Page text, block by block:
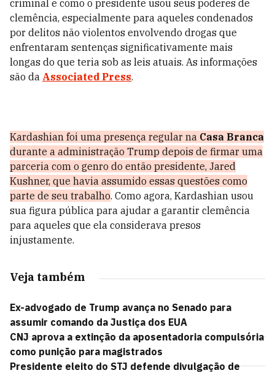
criminal e como o presidente usou seus poderes de
clemência, especialmente para aqueles condenados
por delitos não violentos envolvendo drogas que
enfrentaram sentenças significativamente mais
longas do que teria sob as leis atuais. As informações
são da Associated Press.
Kardashian foi uma presença regular na Casa Branca
durante a administração Trump depois de firmar uma
parceria com o genro do então presidente, Jared
Kushner, que havia assumido essas questões como
parte de seu trabalho. Como agora, Kardashian usou
sua figura pública para ajudar a garantir clemência
para aqueles que ela considerava presos
injustamente.
Veja também
Ex-advogado de Trump avança no Senado para
assumir comando da Justiça dos EUA
CNJ aprova a extinção da aposentadoria compulsória
como punição para magistrados
Presidente eleito do STJ defende divulgação de